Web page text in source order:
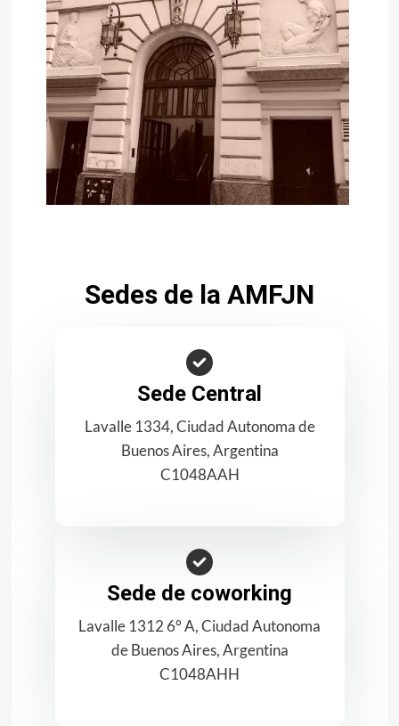
Sedes de la AMFJN
Sede Central
Lavalle 1334, Ciudad Autonoma de
Buenos Aires, Argentina
C1048AAH
Sede de coworking
Lavalle 1312 6° A, Ciudad Autonoma
de Buenos Aires, Argentina
C1048AHH